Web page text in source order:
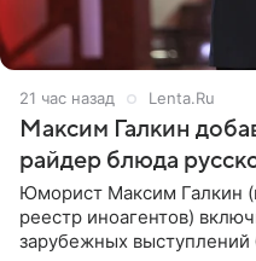
21 час назад Lenta.Ru
Максим Галкин
райдер блюда
Юморист Максим Галкин
реестр иноагентов)
зарубежных